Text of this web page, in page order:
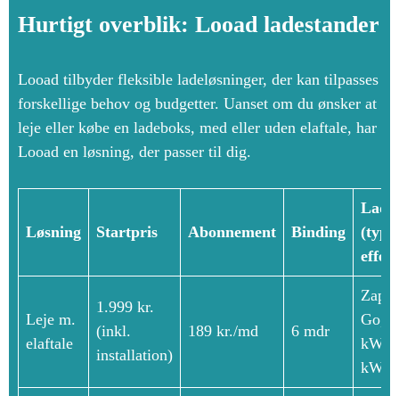
Hurtigt overblik: Looad ladestander
Looad tilbyder fleksible ladeløsninger, der kan tilpasses
forskellige behov og budgetter. Uanset om du ønsker at
leje eller købe en ladeboks, med eller uden elaftale, har
Looad en løsning, der passer til dig.
Løsning Startpris Abonnement Binding
(type
Leje m.
elaftale
1.999 kr.
(inkl.
installation)
189 kr./md 6 mdr
Go,
kW/
kW